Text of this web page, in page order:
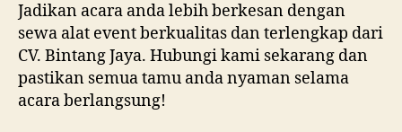
Jadikan acara anda lebih berkesan dengan
sewa alat event berkualitas dan terlengkap dari
CV. Bintang Jaya. Hubungi kami sekarang dan
pastikan semua tamu anda nyaman selama
acara berlangsung!